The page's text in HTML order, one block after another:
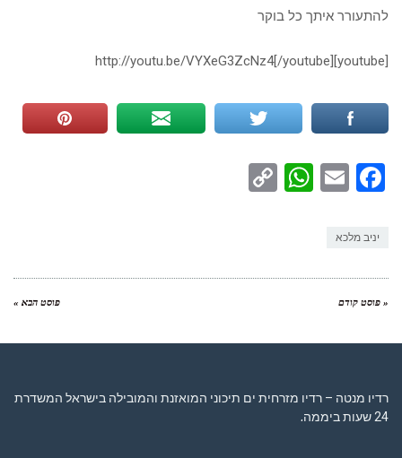
להתעורר איתך כל בוקר
[youtube]http://youtu.be/VYXeG3ZcNz4[/youtube]
Facebook
Email
WhatsApp
יניב מלכא
« פוסט קודם פוסט הבא »
רדיו מנטה – רדיו מזרחית ים תיכוני המואזנת והמובילה בישראל המשדרת
24 שעות ביממה,